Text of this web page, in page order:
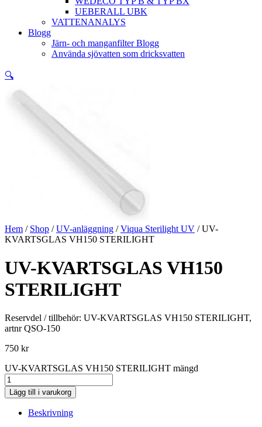
UEBERALL UBK
VATTENANALYS
Blogg
Järn- och manganfilter Blogg
Använda sjövatten som dricksvatten
🔍
Hem / Shop /UV-anläggning /Viqua Sterilight UV / UV-
KVARTSGLAS VH150 STERILIGHT
UV-KVARTSGLAS VH150
STERILIGHT
Reservdel / tillbehör: UV-KVARTSGLAS VH150 STERILIGHT,
artnr QSO-150
750 kr
UV-KVARTSGLAS VH150 STERILIGHT mängd
Lägg till i varukorg
Beskrivning